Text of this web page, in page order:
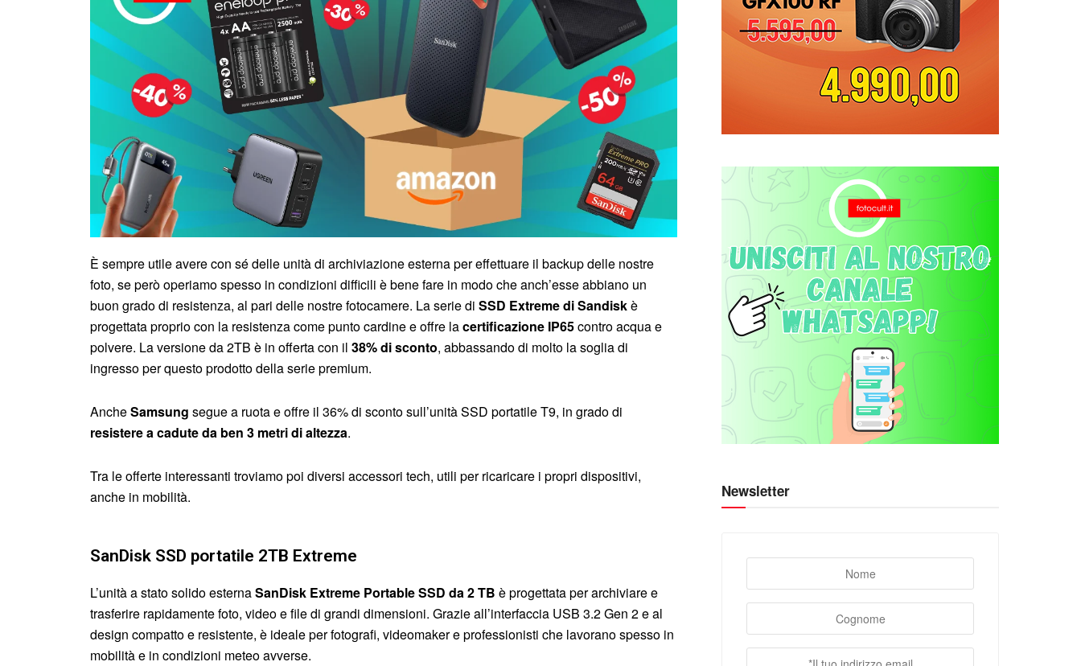
È sempre utile avere con sé delle unità di archiviazione esterna per effettuare il backup delle nostre
foto, se però operiamo spesso in condizioni difficili è bene fare in modo che anch’esse abbiano un
buon grado di resistenza, al pari delle nostre fotocamere. La serie di SSD Extreme di Sandiskè
progettata proprio con la resistenza come punto cardine e offre lacertificazione IP65contro acqua e
polvere. La versione da 2TB è in offerta con il 38% di sconto, abbassando di molto la soglia di
ingresso per questo prodotto della serie premium.
AncheSamsung segue a ruota e offre il 36% di sconto sull’unità SSD portatile T9, in grado di
resistere a cadute da ben 3 metri di altezza.
Tra le offerte interessanti troviamo poi diversi accessori tech, utili per ricaricare i propri dispositivi,
anche in mobilità.
SanDisk SSD portatile 2TB Extreme
L’unità a stato solido esternaSanDisk Extreme Portable SSD da 2 TB è progettata per archiviare e
trasferire rapidamente foto, video e file di grandi dimensioni. Grazie all’interfaccia USB 3.2 Gen 2 e al
design compatto e resistente, è ideale per fotografi, videomaker e professionisti che lavorano spesso in
mobilità e in condizioni meteo avverse.
Newsletter